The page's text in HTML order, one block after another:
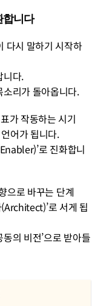
합니다
다시 말하기 시작하
니다.
소리가 돌아옵니다.
가 작동하는 시기
어가 됩니다.
으로 바꾸는 단계